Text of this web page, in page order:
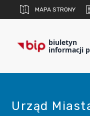
MAPA STRONY
biuletyn
informacji
Urząd